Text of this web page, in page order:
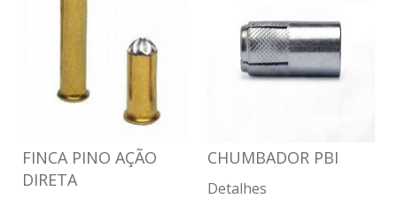
FINCA PINO AÇÃO
DIRETA
CHUMBADOR PBI
Detalhes